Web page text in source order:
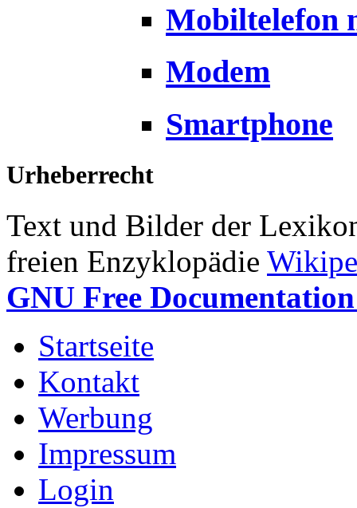
Mobiltelefon
Modem
Smartphone
Urheberrecht
Text und Bilder der
freien Enzyklopädie
GNU Free
Startseite
Kontakt
Werbung
Impressum
Login